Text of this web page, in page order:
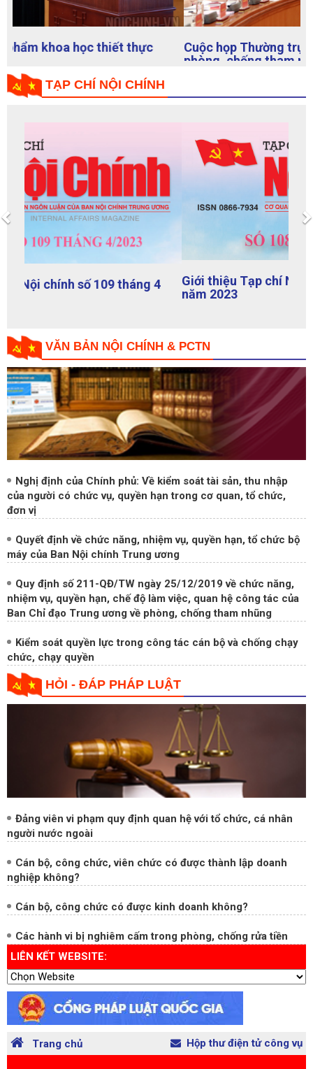
Cuộc họp Thường trực Ban Chỉ đạo Trung ương về
Giới thiệu Tạp chí Nội chính số 108 tháng 3
năm 2023
Previous
VĂN BẢN NỘI CHÍNH & PCTN
Nghị định của Chính phủ: Về kiểm soát tài sản, thu nhập
của người có chức vụ, quyền hạn trong cơ quan, tổ chức,
Quyết định về chức năng, nhiệm vụ, quyền hạn, tổ chức bộ
máy của Ban Nội chính Trung ương
Quy định số 211-QĐ/TW ngày 25/12/2019 về chức năng,
nhiệm vụ, quyền hạn, chế độ làm việc, quan hệ công tác của
Ban Chỉ đạo Trung ương về phòng, chống tham nhũng
Kiểm soát quyền lực trong công tác cán bộ và chống chạy
HỎI - ĐÁP PHÁP LUẬT
Đảng viên vi phạm quy định quan hệ với tổ chức, cá nhân
nghiệp không?
Cán bộ, công chức có được kinh doanh không?
Các hành vi bị nghiêm cấm trong phòng, chống rửa tiền
LIÊN KẾT WEBSITE: